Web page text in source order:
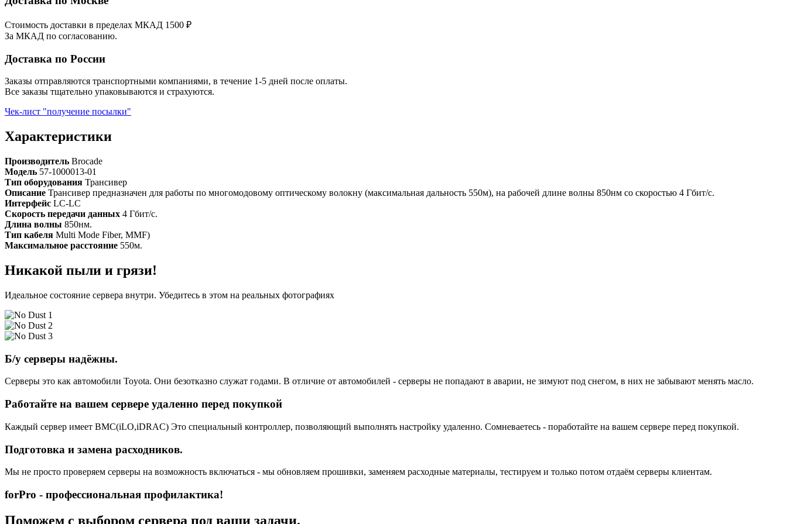
Стоимость доставки в пределах МКАД 1500 ₽
За МКАД по согласованию.
Доставка по России
Заказы отправляются транспортными компаниями, в течение 1-5 дней после оплаты.
Все заказы тщательно упаковываются и страхуются.
Чек-лист "получение посылки"
Характеристики
Производитель Brocade
Модель 57-1000013-01
Тип оборудования Трансивер
Описание Трансивер предназначен для работы по многомодовому оптическому волокну (максимальная дальность 550м), на рабочей длине волны 850нм со скоростью 4 Гбит/с.
Интерфейс LC-LC
Скорость передачи данных 4 Гбит/с.
Длина волны 850нм.
Тип кабеля Multi Mode Fiber, MMF)
Максимальное расстояние 550м.
Никакой пыли и грязи!
Идеальное состояние сервера внутри. Убедитесь в этом на реальных фотографиях
Б/у серверы надёжны.
Серверы это как автомобили Toyota. Они безотказно служат годами. В отличие от автомобилей - серверы не попадают в аварии, не зимуют под снегом, в них не забывают менять масло.
Работайте на вашем сервере удаленно перед покупкой
Каждый сервер имеет BMC(iLO,iDRAC) Это специальный контроллер, позволяющий выполнять настройку удаленно. Сомневаетесь - поработайте на вашем сервере перед покупкой.
Подготовка и замена расходников.
Мы не просто проверяем серверы на возможность включаться - мы обновляем прошивки, заменяем расходные материалы, тестируем и только потом отдаём серверы клиентам.
forPro - профессиональная профилактика!
Поможем с выбором сервера под ваши задачи.